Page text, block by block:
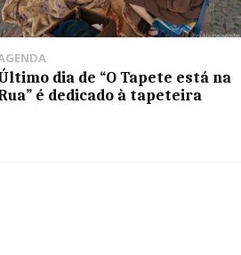
dia de “O Tapete está na
é dedicado à tapeteira